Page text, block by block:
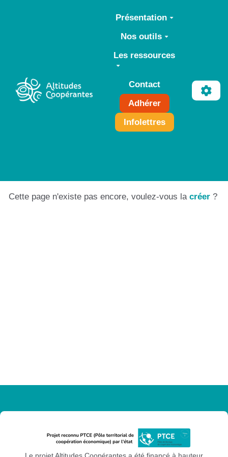
Aller au contenu principal
Présentation
Nos outils
Les ressources
Contact
Adhérer
Infolettres
Cette page n'existe pas encore, voulez-vous la créer ?